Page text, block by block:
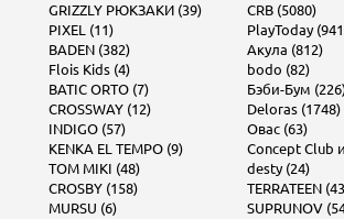
GRIZZLY РЮКЗАКИ (39)
PIXEL (11)
BADEN (382)
Flois Kids (4)
BATIC ORTO (7)
CROSSWAY (12)
INDIGO (57)
KENKA EL TEMPO (9)
TOM MIKI (48)
CROSBY (158)
MURSU (6)
CRB (5080)
PlayToday
Акула (812)
bodo (82)
Бэби-Бум
Deloras (1748)
Овас (63)
Concept Club
desty (24)
TERRATEEN
SUPRUNOV